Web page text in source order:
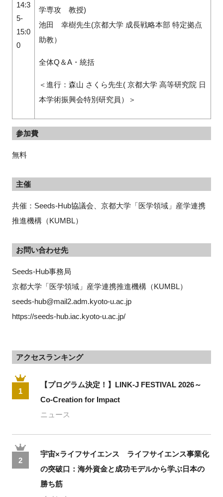
14:3
5-
15:0
0
学専攻 教授)
池田 幸樹先生(京都大学 成長戦略本部 特定拠点
助教）
全体Q＆A・統括
＜進行：森山 さくら先生( 京都大学 高等研究院 日
本学術振興会特別研究員）＞
参加費
無料
主催
共催：Seeds-Hub協議会、京都大学「医学領域」産学連携
推進機構（KUMBL）
お問い合わせ先
Seeds-Hub事務局
京都大学「医学領域」産学連携推進機構（KUMBL）
seeds-hub@mail2.adm.kyoto-u.ac.jp
https://seeds-hub.iac.kyoto-u.ac.jp/
アクセスランキング
1
【プログラム決定！】LINK-J FESTIVAL 2026～
Co-Creation for Impact
ニュース
2
宇宙×ライフサイエンス ライフサイエンス事業化
の突破口：海外資金と成功モデルから学ぶ日本の
勝ち筋